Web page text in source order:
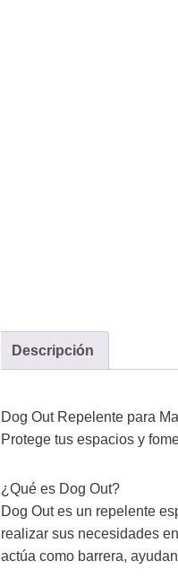
Descripción
Dog Out Repelente para
Protege tus espacios y
¿Qué es Dog Out?
Dog Out es un repelente
realizar sus necesidades
actúa como barrera,